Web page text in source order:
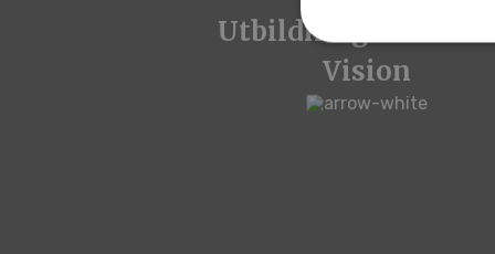
Utbildningsfilmer
Vision